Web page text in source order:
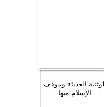
الوثنية الحديثة وموقف
الإسلام منها